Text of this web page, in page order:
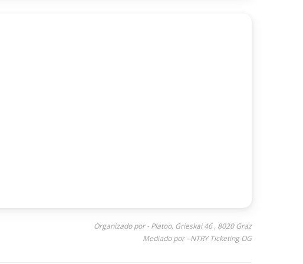
Organizado por - Platoo, Grieskai 46 , 8020 Graz
Mediado por - NTRY Ticketing OG